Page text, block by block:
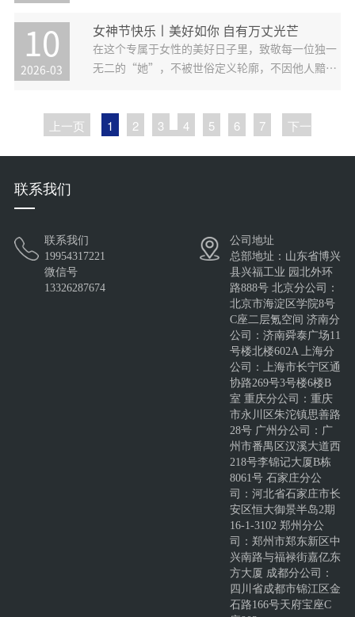
华南分公司以全新面貌、全新姿态，开启区域服务
升级、深耕大湾区市场的崭新篇章，为企业高质量
发展注入新的活力。立足大湾
10
2026-03
女神节快乐丨美好如你 自有万丈光芒
在这个专属于女性的美好日子里，致敬每一位独一
无二的“她”，不被世俗定义轮廓，不因他人黯淡
以“编织美好，遇见最美的你”为主题，邀请全体
上一页 1 2 3 4 5 6 7
下一
页
联系我们
联系我们
19954317221
微信号
13326287674
公司地址
总部地址：山东省博兴
县兴福工业 园北外环
路888号 北京分公司：
北京市海淀区学院8号
C座二层氪空间 济南分
公司：济南舜泰广场11
号楼北楼602A 上海分
公司：上海市长宁区通
协路269号3号楼6楼B
室 重庆分公司：重庆
市永川区朱沱镇思善路
28号 广州分公司：广
州市番禺区汉溪大道西
218号李锦记大厦B栋
8061号 石家庄分公
司：河北省石家庄市长
安区恒大御景半岛2期
16-1-3102 郑州分公
司：郑州市郑东新区中
兴南路与福禄街嘉亿东
方大厦 成都分公司：
四川省成都市锦江区金
石路166号天府宝座C